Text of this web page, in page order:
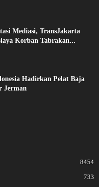
Mediasi, TransJakarta
Korban Tabrakan...
Hadirkan Pelat Baja
Jerman
8454
733